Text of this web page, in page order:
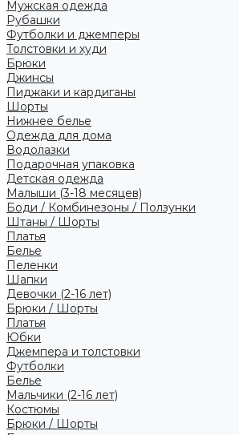
Мужская одежда
Рубашки
Футболки и джемперы
Толстовки и худи
Брюки
Джинсы
Пиджаки и кардиганы
Шорты
Нижнее белье
Одежда для дома
Водолазки
Подарочная упаковка
Детская одежда
Малыши (3-18 месяцев)
Боди / Комбинезоны / Ползунки
Штаны / Шорты
Платья
Белье
Пеленки
Шапки
Девочки (2-16 лет)
Брюки / Шорты
Платья
Юбки
Джемпера и толстовки
Футболки
Белье
Мальчики (2-16 лет)
Костюмы
Брюки / Шорты